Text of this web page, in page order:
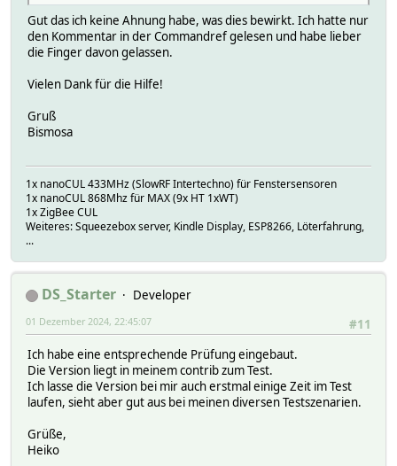
Gut das ich keine Ahnung habe, was dies bewirkt. Ich hatte nur
den Kommentar in der Commandref gelesen und habe lieber
die Finger davon gelassen.
Vielen Dank für die Hilfe!
Gruß
Bismosa
1x nanoCUL 433MHz (SlowRF Intertechno) für Fenstersensoren
1x nanoCUL 868Mhz für MAX (9x HT 1xWT)
1x ZigBee CUL
Weiteres: Squeezebox server, Kindle Display, ESP8266, Löterfahrung,
...
DS_Starter
Developer
#11
01 Dezember 2024, 22:45:07
Ich habe eine entsprechende Prüfung eingebaut.
Die Version liegt in meinem contrib zum Test.
Ich lasse die Version bei mir auch erstmal einige Zeit im Test
laufen, sieht aber gut aus bei meinen diversen Testszenarien.
Grüße,
Heiko